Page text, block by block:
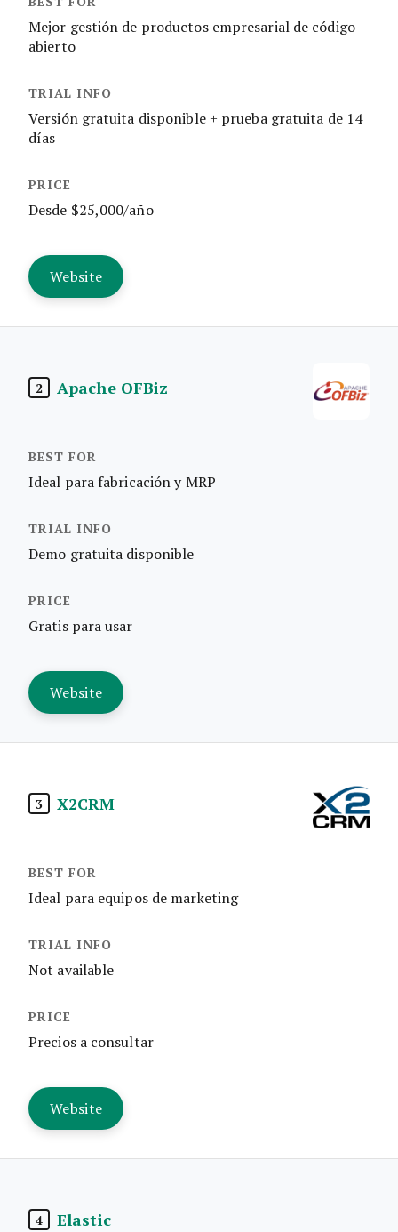
Mejor gestión de productos empresarial de código
abierto
Versión gratuita disponible + prueba gratuita de 14
días
Desde $25,000/año
Website
2 Apache OFBiz
Ideal para fabricación y MRP
Demo gratuita disponible
Gratis para usar
Website
3 X2CRM
Ideal para equipos de marketing
Not available
Precios a consultar
Website
4 Elastic